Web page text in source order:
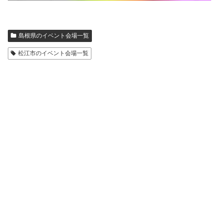
島根県のイベント会場一覧
松江市のイベント会場一覧